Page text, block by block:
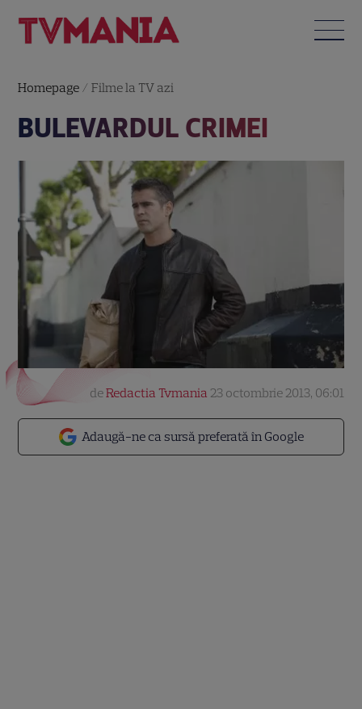
Homepage /Filme la TV azi
BULEVARDUL CRIMEI
Adaugă-ne ca sursă preferată în Google
deRedactia Tvmania 23 octombrie 2013, 06:01